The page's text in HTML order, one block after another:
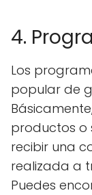
4.
Los
popular de
productos o
recibir una
realizada a
Puedes